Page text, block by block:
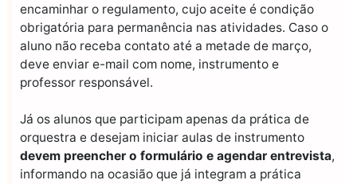
encaminhar o regulamento, cujo aceite é condição
obrigatória para permanência nas atividades. Caso o
aluno não receba contato até a metade de março,
deve enviar e-mail com nome, instrumento e
professor responsável.
Já os alunos que participam apenas da prática de
orquestra e desejam iniciar aulas de instrumento
devem preencher o formulário e agendar entrevista,
informando na ocasião que já integram a prática